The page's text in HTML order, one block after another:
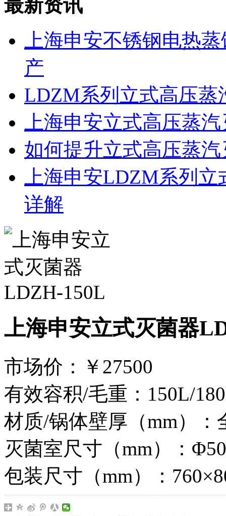
最新资讯
上海申安不锈钢电热
产
LDZM系列立式高压蒸
上海申安立式高压蒸
如何提升立式高压蒸
上海申安LDZM系列
详解
上海申安立式灭菌器
市场价：
￥27500
有效容积/毛重：150L/
材质/锅体壁厚（mm）：
灭菌室尺寸（mm）：
包装尺寸（mm）：